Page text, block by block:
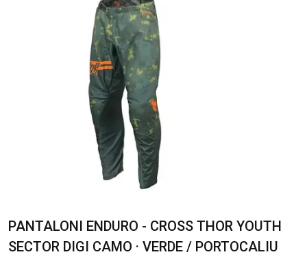
PANTALONI ENDURO - CROSS THOR YOUTH
SECTOR DIGI CAMO · VERDE / PORTOCALIU